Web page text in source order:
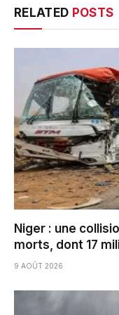
RELATED POSTS
Niger : une
morts, dont 17
9 AOÛT 2026